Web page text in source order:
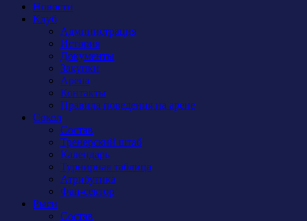
Новости
Клуб
Администрация
История
Документы
Закупки
Арена
Контакты
Правила поведения на арене
Сокол
Состав
Тренерский штаб
Календарь
Турнирная таблица
Атрибутика
Фан-сектор
Рыси
Состав